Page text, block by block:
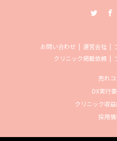
お問い合わせ 運営会社
クリニック掲載依頼
売れコ
DX実行
クリニック収
採用